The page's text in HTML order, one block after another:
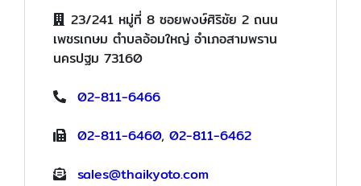
23/241 หมู่ที่ 8 ซอยพงษ์ศิริชัย 2 ถนน
เพชรเกษม ตำบลอ้อมใหญ่ อำเภอสามพราน
นครปฐม 73160
02-811-6466
02-811-6460, 02-811-6462
sales@thaikyoto.com